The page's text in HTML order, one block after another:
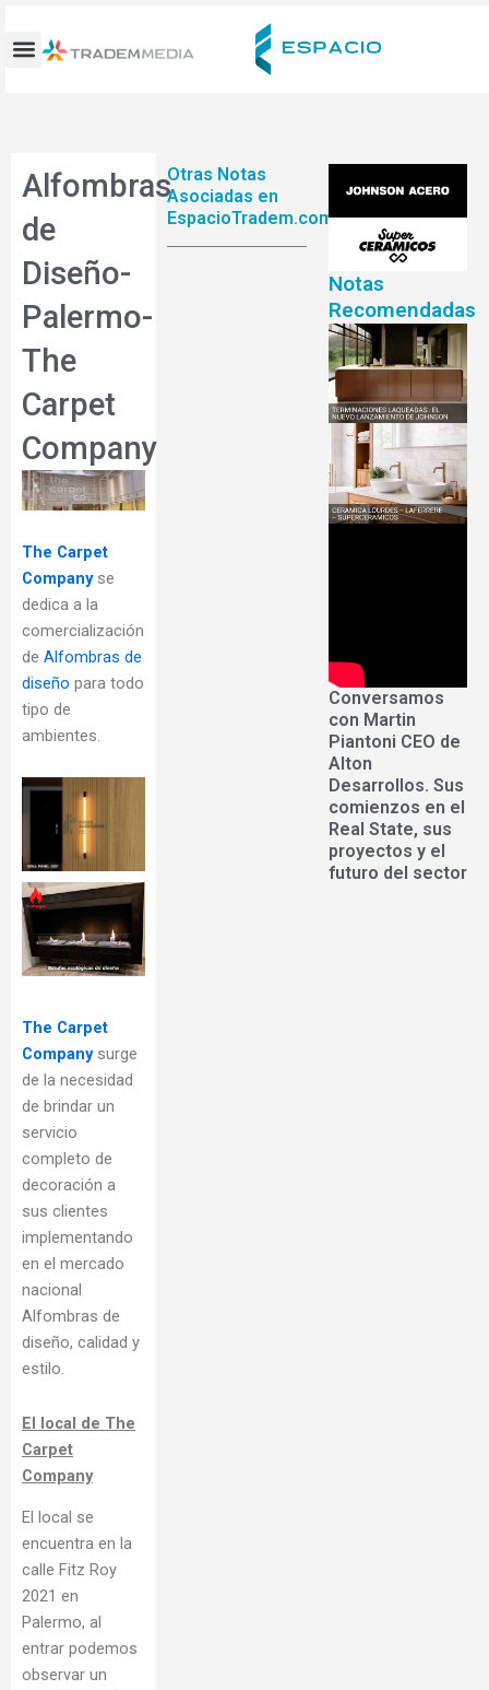
contenido
Alfombras
de
Diseño-
Palermo-
The
Carpet
Company
The Carpet
Companyse
dedica a la
comercialización
de Alfombras de
diseño para todo
tipo de
ambientes.
The Carpet
Companysurge
de la necesidad
de brindar un
servicio
completo de
decoración a
sus clientes
implementando
en el mercado
nacional
Alfombras de
diseño, calidad y
estilo.
El local de The
Carpet
Company
El local se
encuentra en la
calle Fitz Roy
2021 en
Palermo, al
entrar podemos
observar un
Otras Notas
Asociadas en
EspacioTradem.com
Notas
Recomendadas
Conversamos
con Martin
Piantoni CEO de
Alton
Desarrollos. Sus
comienzos en el
Real State, sus
proyectos y el
futuro del sector